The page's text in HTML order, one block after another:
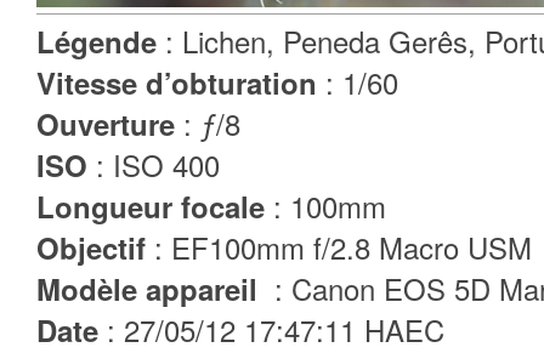
Légende : Lichen, Peneda Gerês,
Vitesse d’obturation : 1/60
Ouverture : ƒ/8
ISO : ISO 400
Longueur focale : 100mm
Objectif : EF100mm f/2.8 Macro USM
Modèle appareil : Canon EOS 5D
Date : 27/05/12 17:47:11 HAEC